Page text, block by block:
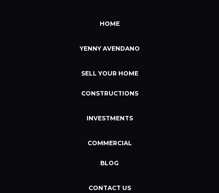
HOME
YENNY AVENDANO
SELL YOUR HOME
CONSTRUCTIONS
INVESTMENTS
COMMERCIAL
BLOG
CONTACT US